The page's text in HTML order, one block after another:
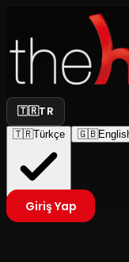
🇹🇷TR
🇹🇷Türkçe 🇬🇧
Giriş Yap